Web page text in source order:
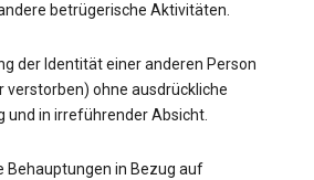
betrügerische Aktivitäten.
der Identität einer anderen Person
verstorben) ohne ausdrückliche
und in irreführender Absicht.
Behauptungen in Bezug auf